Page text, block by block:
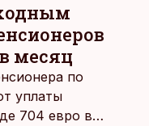
месяц
по
уплаты
704 евро в